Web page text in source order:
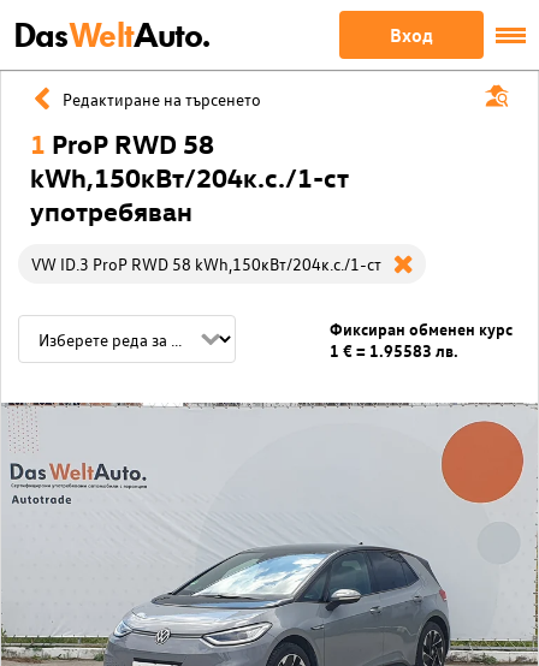
DasWeltAuto. Вход
Редактиране на търсенето
1 ProP RWD 58
kWh,150кВт/204к.с./1-ст
употребяван
VW ID.3 ProP RWD 58 kWh,150кВт/204к.с./1-ст
Фиксиран обменен курс
1 € = 1.95583 лв.